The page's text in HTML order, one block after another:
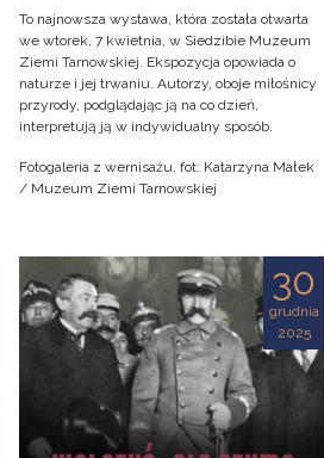
To najnowsza wystawa, która została otwarta
we wtorek, 7 kwietnia, w Siedzibie Muzeum
Ziemi Tarnowskiej. Ekspozycja opowiada o
naturze i jej trwaniu. Autorzy, oboje miłośnicy
przyrody, podglądając ją na co dzień,
interpretują ją w indywidualny sposób.
Fotogaleria z wernisażu, fot: Katarzyna Małek
/ Muzeum Ziemi Tarnowskiej
30
grudnia
2025